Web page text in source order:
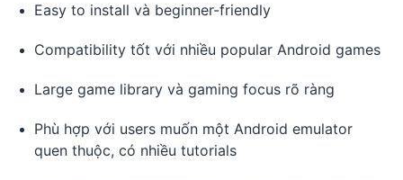
Easy to install và beginner-friendly
Compatibility tốt với nhiều popular Android games
Large game library và gaming focus rõ ràng
Phù hợp với users muốn một Android emulator
quen thuộc, có nhiều tutorials